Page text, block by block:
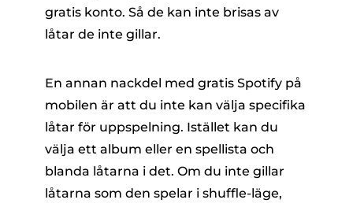
gratis konto. Så de kan inte brisas av
låtar de inte gillar.
En annan nackdel med gratis Spotify på
mobilen är att du inte kan välja specifika
låtar för uppspelning. Istället kan du
välja ett album eller en spellista och
blanda låtarna i det. Om du inte gillar
låtarna som den spelar i shuffle-läge,